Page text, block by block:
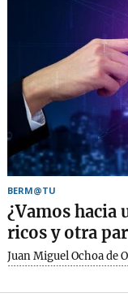
BERM@TU
¿Vamos
ricos y otra
Juan Miguel Ochoa de